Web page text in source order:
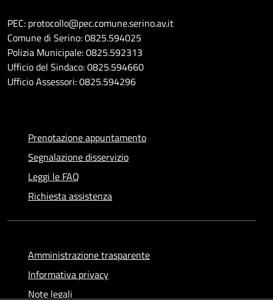
PEC: protocollo@pec.comune.serino.av.it
Comune di Serino: 0825.594025
Polizia Municipale: 0825.592313
Ufficio del Sindaco: 0825.594660
Ufficio Assessori: 0825.594296
Prenotazione appuntamento
Segnalazione disservizio
Leggi le FAQ
Richiesta assistenza
Amministrazione trasparente
Informativa privacy
Note legali